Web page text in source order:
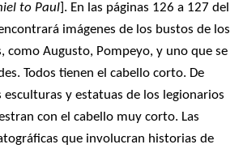
to Paul]. En las páginas 126 a 127 del
imágenes de los bustos de los
como Augusto, Pompeyo, y uno que se
Todos tienen el cabello corto. De
esculturas y estatuas de los legionarios
con el cabello muy corto. Las
que involucran historias de